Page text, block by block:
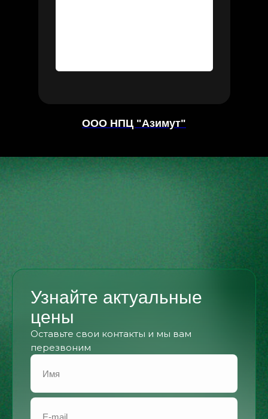
ООО НПЦ "Азимут"
Узнайте актуальные
цены
Оставьте свои контакты и мы вам
перезвоним